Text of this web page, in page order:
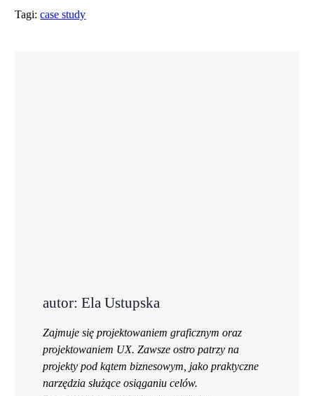
Tagi:case study
autor: Ela Ustupska
Zajmuje się projektowaniem graficznym oraz
projektowaniem UX. Zawsze ostro patrzy na
projekty pod kątem biznesowym, jako praktyczne
narzędzia służące osiąganiu celów.